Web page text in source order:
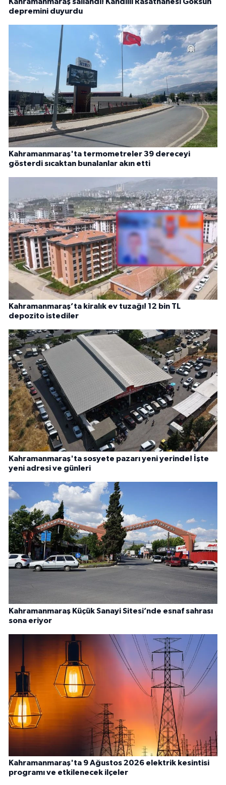
depremini duyurdu
Kahramanmaraş'ta termometreler 39 dereceyi
gösterdi sıcaktan bunalanlar akın etti
Kahramanmaraş’ta kiralık ev tuzağı! 12 bin TL
depozito istediler
Kahramanmaraş'ta sosyete pazarı yeni yerinde! İşte
yeni adresi ve günleri
Kahramanmaraş Küçük Sanayi Sitesi’nde esnaf sahrası
sona eriyor
Kahramanmaraş'ta 9 Ağustos 2026 elektrik kesintisi
programı ve etkilenecek ilçeler